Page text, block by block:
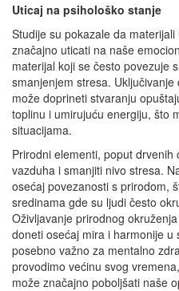
Uticaj na psihološko stanje
Studije su pokazale da
značajno uticati na naše
materijal koji se često povezuje
smanjenjem stresa.
može doprineti stvaranju
toplinu i umirujuću energiju, što
situacijama.
Prirodni elementi, poput
vazduha i smanjiti nivo stresa.
osećaj povezanosti s prirodom,
sredinama gde su ljudi često
Oživljavanje prirodnog
doneti osećaj mira i harmonije u
posebno važno za mentalno
provodimo većinu svog
može značajno poboljšati naše